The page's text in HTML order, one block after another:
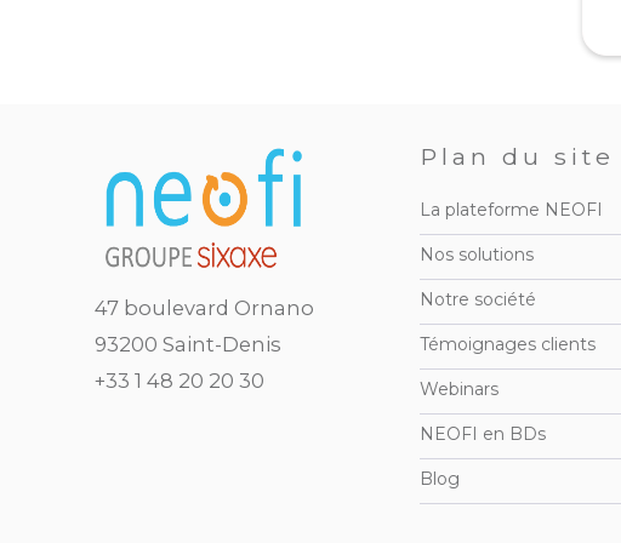
47 boulevard Ornano
93200 Saint-Denis
+33 1 48 20 20 30
Plan du site
La plateforme NEOFI
Nos solutions
Notre société
Témoignages clients
Webinars
NEOFI en BDs
Blog